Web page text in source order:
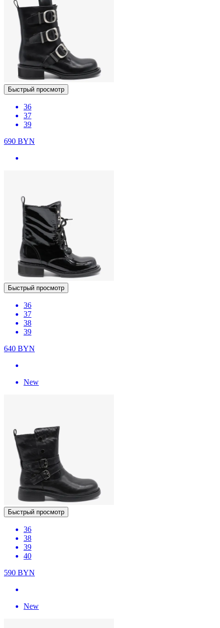
Быстрый просмотр
36
37
39
690 BYN
Быстрый просмотр
36
37
38
39
640 BYN
New
Быстрый просмотр
36
38
39
40
590 BYN
New